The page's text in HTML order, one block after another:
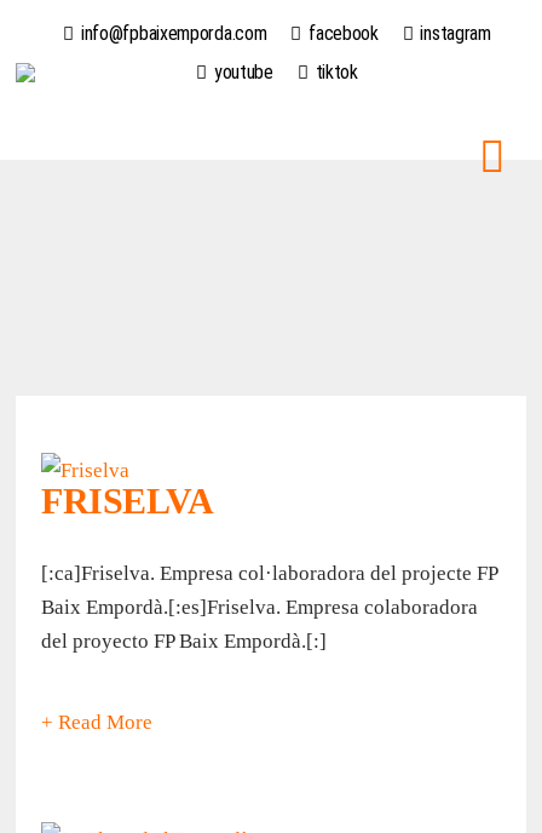
info@fpbaixemporda.com facebook
instagram
youtube
tiktok
FRISELVA
[:ca]Friselva. Empresa col·laboradora del projecte FP
Baix Empordà.[:es]Friselva. Empresa colaboradora
del proyecto FP Baix Empordà.[:]
+ Read More